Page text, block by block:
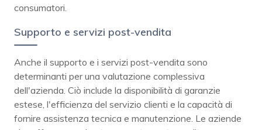
consumatori.
Supporto e servizi post-vendita
Anche il supporto e i servizi post-vendita sono
determinanti per una valutazione complessiva
dell'azienda. Ciò include la disponibilità di garanzie
estese, l'efficienza del servizio clienti e la capacità di
fornire assistenza tecnica e manutenzione. Le aziende